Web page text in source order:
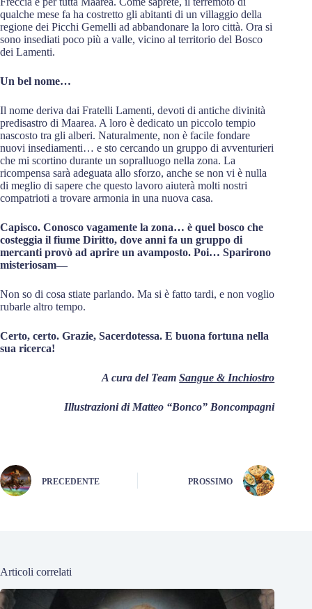
qualche mese fa ha costretto gli abitanti di un villaggio della
regione dei Picchi Gemelli ad abbandonare la loro città. Ora si
sono insediati poco più a valle, vicino al territorio del Bosco
dei Lamenti.
Un bel nome…
Il nome deriva dai Fratelli Lamenti, devoti di antiche divinità
predisastro di Maarea. A loro è dedicato un piccolo tempio
nascosto tra gli alberi. Naturalmente, non è facile fondare
nuovi insediamenti… e sto cercando un gruppo di avventurieri
che mi scortino durante un sopralluogo nella zona. La
ricompensa sarà adeguata allo sforzo, anche se non vi è nulla
di meglio di sapere che questo lavoro aiuterà molti nostri
compatrioti a trovare armonia in una nuova casa.
Capisco. Conosco vagamente la zona… è quel bosco che
costeggia il fiume Diritto, dove anni fa un gruppo di
mercanti provò ad aprire un avamposto. Poi… Sparirono
misteriosam—
Non so di cosa stiate parlando. Ma si è fatto tardi, e non voglio
rubarle altro tempo.
Certo, certo. Grazie, Sacerdotessa. E buona fortuna nella
sua ricerca!
A cura del TeamSangue & Inchiostro
Illustrazioni di Matteo “Bonco” Boncompagni
PRECEDENTE PROSSIMO
Articoli correlati